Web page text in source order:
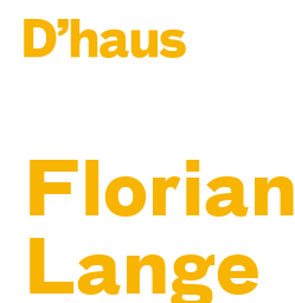
Florian
Lange